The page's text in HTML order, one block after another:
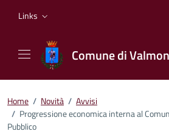
Links
Comune di
Home / Novità / Avvisi
/ Progressione economica interna al
Pubblico